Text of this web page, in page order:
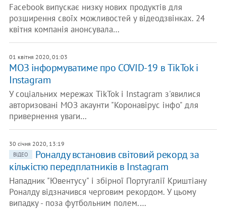
Facebook випускає низку нових продуктів для
розширення своїх можливостей у відеодзвінках. 24
квітня компанія анонсувала…
01 квітня 2020, 01:03
МОЗ інформуватиме про COVID-19 в TikTok і
Instagram
У соціальних мережах TikTok і Instagram з'явилися
авторизовані МОЗ акаунти "Коронавірус інфо" для
привернення уваги…
30 січня 2020, 13:19
ВІДЕО
Роналду встановив світовий рекорд за
кількістю передплатників в Instagram
Нападник "Ювентусу" і збірної Португалії Криштіану
Роналду відзначився черговим рекордом. У цьому
випадку - поза футбольним полем.…